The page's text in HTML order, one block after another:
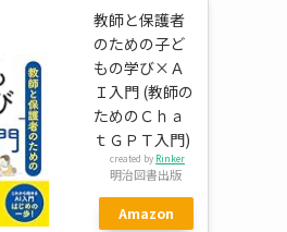
教師と保護者
のための子ど
もの学び×Ａ
Ｉ入門 (教師の
ためのＣｈａ
ｔＧＰＴ入門)
created by Rinker
明治図書出版
Amazon